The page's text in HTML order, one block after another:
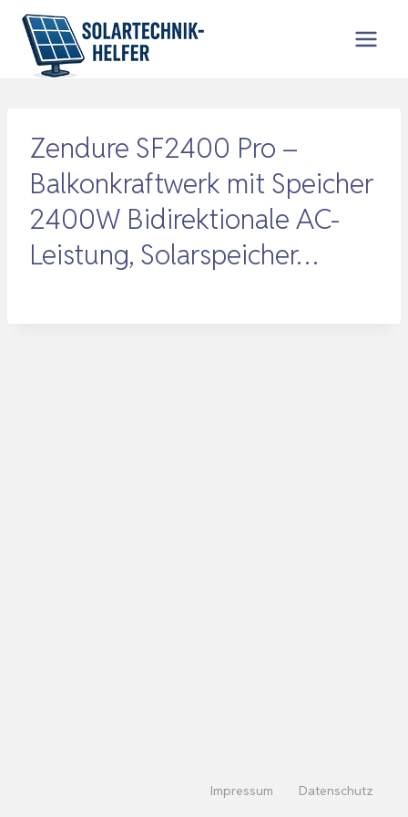
Zum
Inhalt
springen
Zendure SF2400 Pro –
Balkonkraftwerk mit Speicher
2400W Bidirektionale AC-
Leistung, Solarspeicher…
Impressum Datenschutz